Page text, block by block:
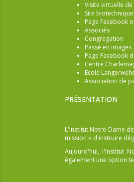
Visite virtuelle
Site biotechnique
Page Facebook
Associés
Congrégation
Passé en images
Page Facebook
Centre
Ecole
Association de
PRÉSENTATION
L'Institut Notre-Dame
mission « d'instruire
Aujourd'hui, l'Institut
également une option